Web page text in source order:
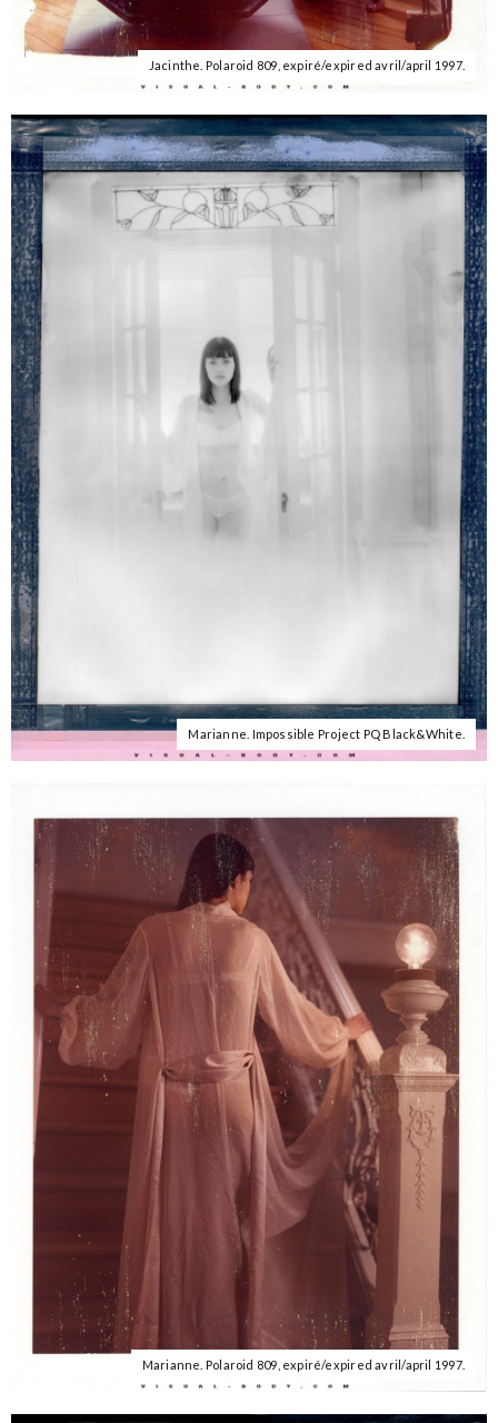
Jacinthe. Polaroid 809, expiré/expired avril/april 1997.
Marianne. Impossible Project PQ Black&White.
Marianne. Polaroid 809, expiré/expired avril/april 1997.